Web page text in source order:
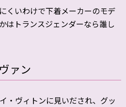
くいわけで下着メーカーのモデ
はトランスジェンダーなら誰し
ァン
・ヴィトンに見いだされ、グッ